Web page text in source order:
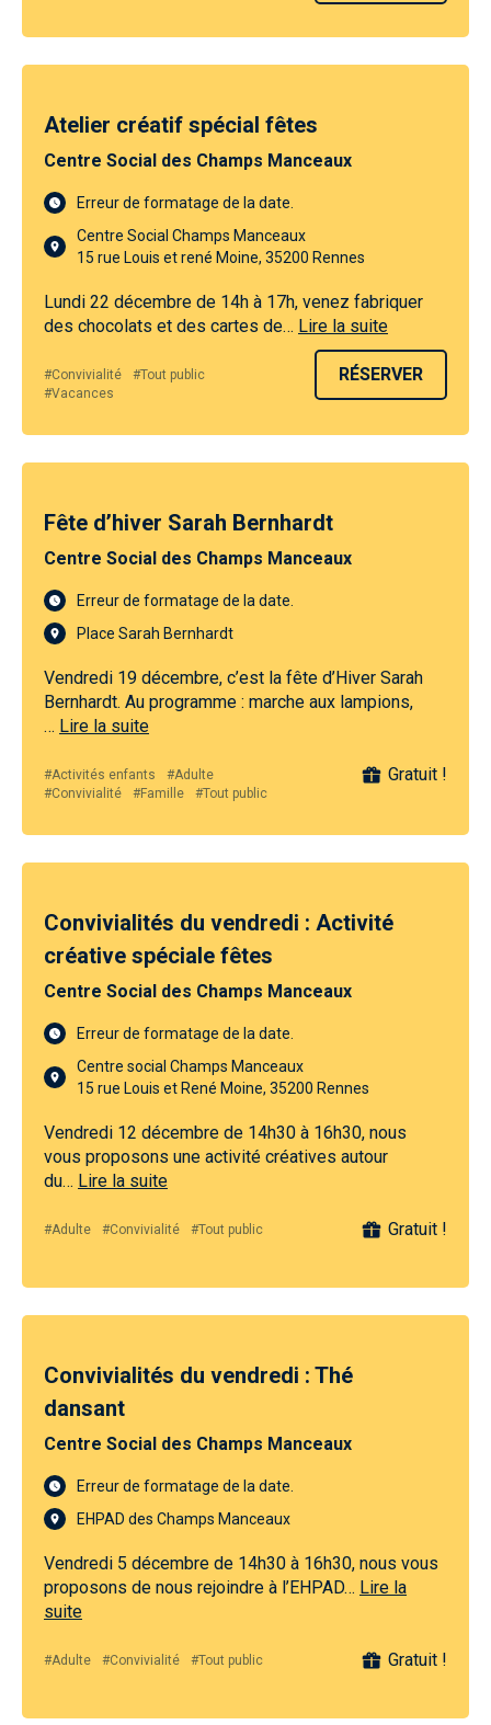
Atelier créatif spécial fêtes
Centre Social des Champs Manceaux
Erreur de formatage de la date.
Centre Social Champs Manceaux
15 rue Louis et rené Moine, 35200 Rennes
Lundi 22 décembre de 14h à 17h, venez fabriquer
des chocolats et des cartes de… Lire la suite
#Convivialité
#Tout public
#Vacances
RÉSERVER
Fête d’hiver Sarah Bernhardt
Centre Social des Champs Manceaux
Erreur de formatage de la date.
Place Sarah Bernhardt
Vendredi 19 décembre, c’est la fête d’Hiver Sarah
Bernhardt. Au programme : marche aux lampions,
… Lire la suite
#Activités enfants
#Adulte
#Convivialité
#Famille #Tout public
Gratuit !
Convivialités du vendredi : Activité
créative spéciale fêtes
Centre Social des Champs Manceaux
Erreur de formatage de la date.
Centre social Champs Manceaux
15 rue Louis et René Moine, 35200 Rennes
Vendredi 12 décembre de 14h30 à 16h30, nous
vous proposons une activité créatives autour
du… Lire la suite
#Adulte #Convivialité #Tout public Gratuit !
Convivialités du vendredi : Thé
dansant
Centre Social des Champs Manceaux
Erreur de formatage de la date.
EHPAD des Champs Manceaux
Vendredi 5 décembre de 14h30 à 16h30, nous vous
proposons de nous rejoindre à l’EHPAD… Lire la
suite
#Adulte #Convivialité #Tout public Gratuit !